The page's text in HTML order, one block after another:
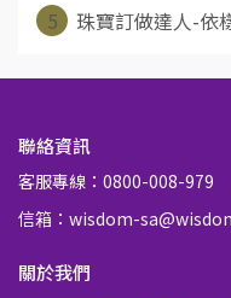
5
珠寶訂做達人-依
聯絡資訊
客服專線：0800-008-979
信箱：wisdom-
關於我們